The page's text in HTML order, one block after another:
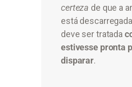
certeza de que a
está
deve ser tratada
estivesse pronta
disparar.